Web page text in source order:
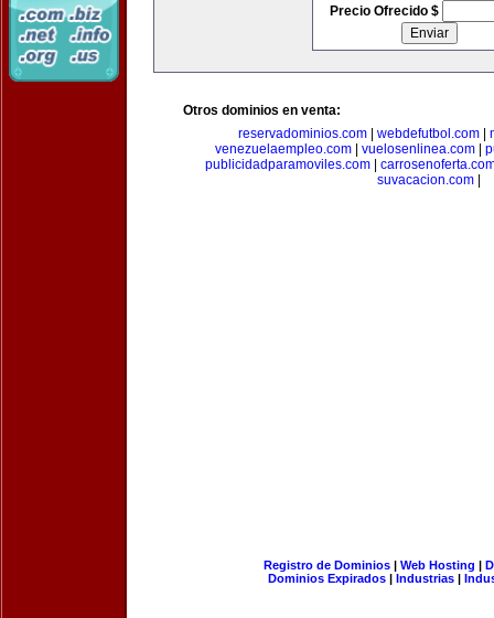
Precio Ofrecido $
Otros dominios en venta:
reservadominios.com
webdefutbol.com
venezuelaempleo.com
vuelosenlinea.com
publicidadparamoviles.com
suvacacion.com
Registro de Dominios| Web Hosting |
Dominios Expirados | Industrias |